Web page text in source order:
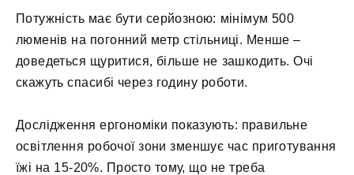
Потужність має бути серйозною: мінімум 500
люменів на погонний метр стільниці. Менше –
доведеться щуритися, більше не зашкодить. Очі
скажуть спасибі через годину роботи.
Дослідження ергономіки показують: правильне
освітлення робочої зони зменшує час приготування
їжі на 15-20%. Просто тому, що не треба